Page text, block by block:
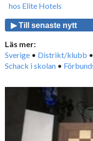
hos Elite Hotels
▶ Till senaste nytt
Läs mer:
Sverige • Distrikt/klubb •
Schack i skolan •